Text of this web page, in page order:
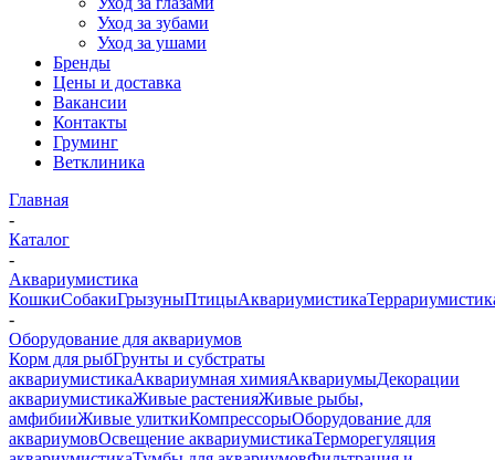
Уход за зубами
Уход за ушами
Бренды
Цены и доставка
Вакансии
Контакты
Груминг
Ветклиника
Главная
-
Каталог
-
Аквариумистика
КошкиСобакиГрызуныПтицыАквариумистика
-
Оборудование для аквариумов
Корм для рыбГрунты и субстраты
аквариумистикаАквариумная химияАквариумыДекорации
аквариумистикаЖивые растенияЖивые рыбы,
амфибииЖивые улиткиКомпрессорыОборудование для
аквариумовОсвещение аквариумистикаТерморегуляция